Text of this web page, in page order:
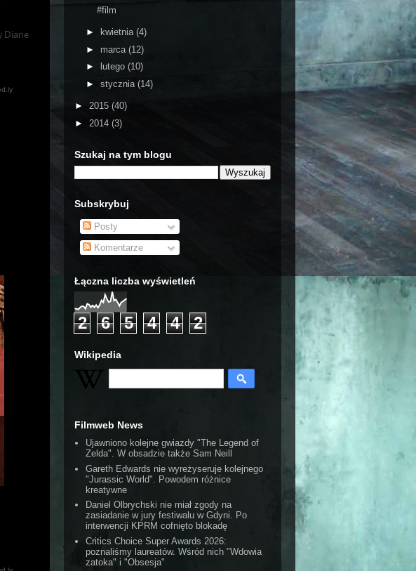
#film
► kwietnia (4)
► marca (12)
►
lutego (10)
► stycznia (14)
► 2015 (40)
► 2014 (3)
Szukaj na tym blogu
Subskrybuj
Posty
Komentarze
Łączna liczba wyświetleń
2 6 5 4 4 2
Wikipedia
Filmweb News
Ujawniono kolejne gwiazdy "The Legend of
Zelda". W obsadzie także Sam Neill
Gareth Edwards nie wyreżyseruje kolejnego
"Jurassic World". Powodem różnice
kreatywne
Daniel Olbrychski nie miał zgody na
zasiadanie w jury festiwalu w Gdyni. Po
interwencji KPRM cofnięto blokadę
Critics Choice Super Awards 2026:
poznaliśmy laureatów. Wśród nich "Wdowia
zatoka" i "Obsesja"